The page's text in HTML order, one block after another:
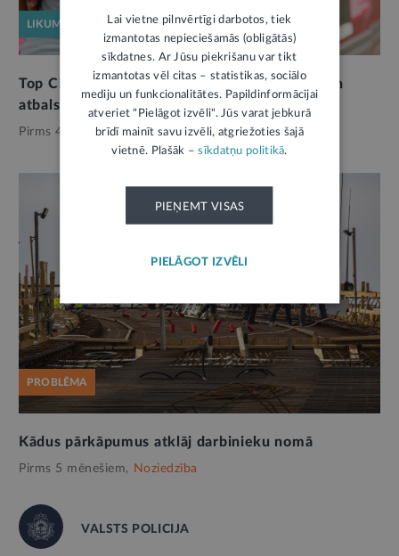
LIKUMPROJEKTS
Top Cilvēku tirdzniecības upuru atpazīšanas un
atbalsta likums
Pirms 4 mēnešiem, Noziedzība
PROBLĒMA
Kādus pārkāpumus atklāj darbinieku nomā
Pirms 5 mēnešiem, Noziedzība
VALSTS POLICIJA
Lai vietne pilnvērtīgi darbotos, tiek
izmantotas nepieciešamās (obligātās)
sīkdatnes. Ar Jūsu piekrišanu var tikt
izmantotas vēl citas – statistikas, sociālo
mediju un funkcionalitātes. Papildinformācijai
atveriet "Pielāgot izvēli". Jūs varat jebkurā
brīdī mainīt savu izvēli, atgriežoties šajā
vietnē. Plašāk –sīkdatņu politikā.
PIEŅEMT VISAS
PIELĀGOT IZVĒLI